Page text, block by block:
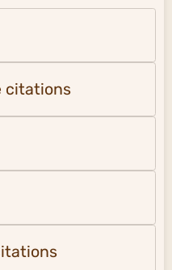
citations